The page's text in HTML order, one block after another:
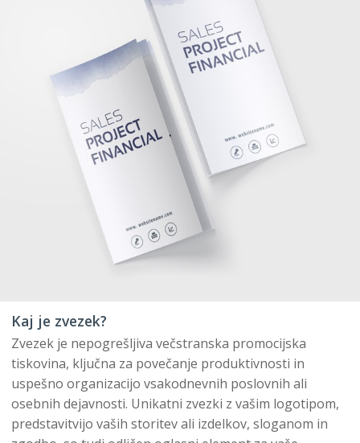
Kaj je zvezek?
Zvezek je nepogrešljiva večstranska promocijska
tiskovina, ključna za povečanje produktivnosti in
uspešno organizacijo vsakodnevnih poslovnih ali
osebnih dejavnosti. Unikatni zvezki z vašim logotipom,
predstavitvijo vaših storitev ali izdelkov, sloganom in